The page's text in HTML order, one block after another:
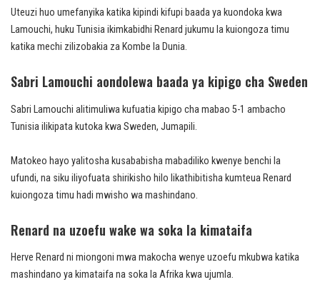
Uteuzi huo umefanyika katika kipindi kifupi baada ya kuondoka kwa
Lamouchi, huku Tunisia ikimkabidhi Renard jukumu la kuiongoza timu
katika mechi zilizobakia za Kombe la Dunia.
Sabri Lamouchi aondolewa baada ya kipigo cha Sweden
Sabri Lamouchi alitimuliwa kufuatia kipigo cha mabao 5-1 ambacho
Tunisia ilikipata kutoka kwa Sweden, Jumapili.
Matokeo hayo yalitosha kusababisha mabadiliko kwenye benchi la
ufundi, na siku iliyofuata shirikisho hilo likathibitisha kumteua Renard
kuiongoza timu hadi mwisho wa mashindano.
Renard na uzoefu wake wa soka la kimataifa
Herve Renard ni miongoni mwa makocha wenye uzoefu mkubwa katika
mashindano ya kimataifa na soka la Afrika kwa ujumla.